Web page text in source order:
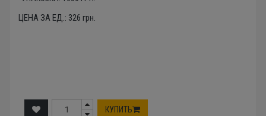
ЦЕНА ЗА ЕД.: 326 грн.
КУПИТЬ